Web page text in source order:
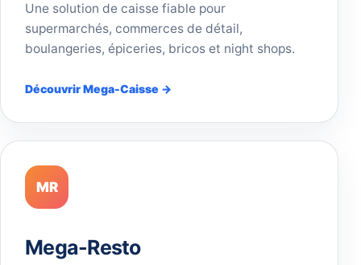
Une solution de caisse fiable pour
supermarchés, commerces de détail,
boulangeries, épiceries, bricos et night shops.
Découvrir Mega-Caisse →
MR
Mega-Resto